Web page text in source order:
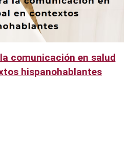
comunicación en salud
hispanohablantes